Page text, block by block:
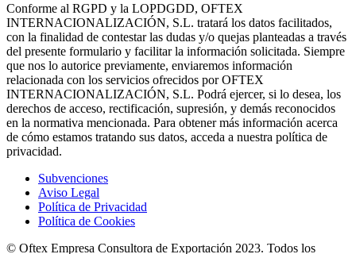
Conforme al RGPD y la LOPDGDD, OFTEX
INTERNACIONALIZACIÓN, S.L. tratará los datos facilitados,
con la finalidad de contestar las dudas y/o quejas planteadas a través
del presente formulario y facilitar la información solicitada. Siempre
que nos lo autorice previamente, enviaremos información
relacionada con los servicios ofrecidos por OFTEX
INTERNACIONALIZACIÓN, S.L. Podrá ejercer, si lo desea, los
derechos de acceso, rectificación, supresión, y demás reconocidos
en la normativa mencionada. Para obtener más información acerca
de cómo estamos tratando sus datos, acceda a nuestra política de
privacidad.
Subvenciones
Aviso Legal
Política de Privacidad
Política de Cookies
© Oftex Empresa Consultora de Exportación 2023. Todos los